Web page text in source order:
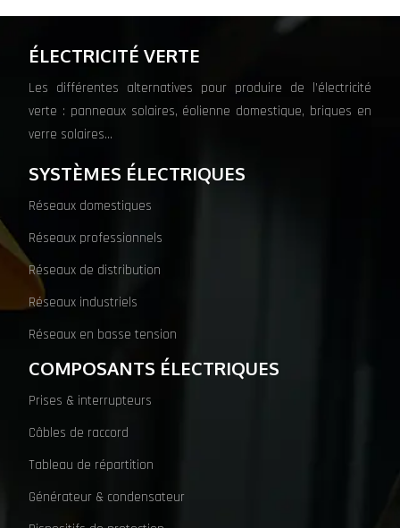
ÉLECTRICITÉ VERTE
Les différentes alternatives pour produire de l’électricité
verte : panneaux solaires, éolienne domestique, briques en
verre solaires…
SYSTÈMES ÉLECTRIQUES
Réseaux domestiques
Réseaux professionnels
Réseaux de distribution
Réseaux industriels
Réseaux en basse tension
COMPOSANTS ÉLECTRIQUES
Prises & interrupteurs
Câbles de raccord
Tableau de répartition
Générateur & condensateur